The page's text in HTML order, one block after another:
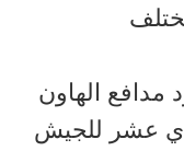
مدافع الهاون
عشر للجيش